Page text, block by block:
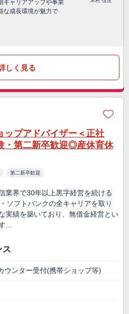
キャリアアップや事業
な成長環境が魅力で
しく見る
ップアドバイザー＜正社
・第二新卒歓迎◎産休育休
第二新卒歓迎
業界で30年以上黒字経営を続ける
ソフトバンクの全キャリアを取り
実績を築いており、無借金経営とい
…
ス
ウンター受付(携帯ショップ等)